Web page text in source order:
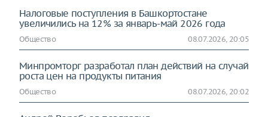
Налоговые поступления в Башкoртостане
увеличились на 12% за январь-май 2026 года
Общество 08.07.2026, 20:05
Минпромторг разработал план действий на случай
роста цен на продукты питания
Общество 08.07.2026, 20:02